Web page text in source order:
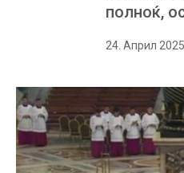
полноќ,
24. Април